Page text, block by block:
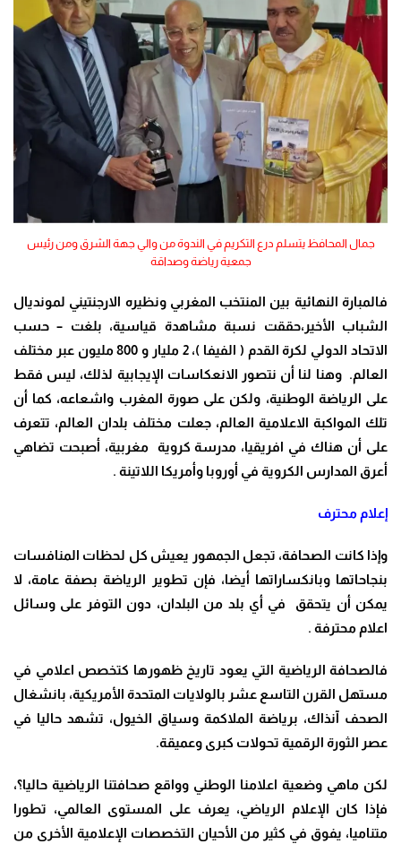
جمال المحافظ يتسلم درع التكريم في الندوة من والي جهة الشرق ومن رئيس
جمعية رياضة وصداقة
فالمبارة النهائية بين المنتخب المغربي ونظيره الارجنتيني لمونديال
الشباب الأخير،حققت نسبة مشاهدة قياسية، بلغت – حسب
الاتحاد الدولي لكرة القدم ( الفيفا )، 2 مليار و 800 مليون عبر مختلف
العالم. وهنا لنا أن نتصور الانعكاسات الإيجابية لذلك، ليس فقط
على الرياضة الوطنية، ولكن على صورة المغرب واشعاعه، كما أن
تلك المواكبة الاعلامية العالم، جعلت مختلف بلدان العالم، تتعرف
على أن هناك في افريقيا، مدرسة كروية مغربية، أصبحت تضاهي
أعرق المدارس الكروية في أوروبا وأمريكا اللاتينة .
إعلام محترف
وإذا كانت الصحافة، تجعل الجمهور يعيش كل لحظات المنافسات
بنجاحاتها وبانكساراتها أيضا، فإن تطوير الرياضة بصفة عامة، لا
يمكن أن يتحقق في أي بلد من البلدان، دون التوفر على وسائل
اعلام محترفة .
فالصحافة الرياضية التي يعود تاريخ ظهورها كتخصص اعلامي في
مستهل القرن التاسع عشر بالولايات المتحدة الأمريكية، بانشغال
الصحف آنذاك، برياضة الملاكمة وسياق الخيول، تشهد حاليا في
عصر الثورة الرقمية تحولات كبرى وعميقة.
لكن ماهي وضعية اعلامنا الوطني وواقع صحافتنا الرياضية حاليا؟،
فإذا كان الإعلام الرياضي، يعرف على المستوى العالمي، تطورا
متناميا، يفوق في كثير من الأحيان التخصصات الإعلامية الأخرى من